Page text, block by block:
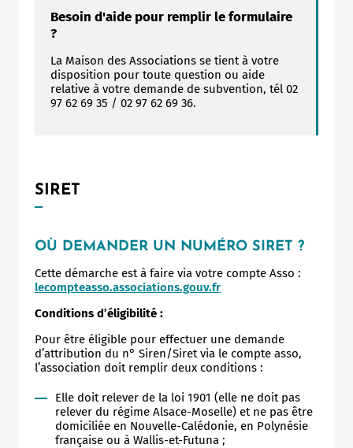
Besoin d'aide pour remplir le formulaire
?
La Maison des Associations se tient à votre
disposition pour toute question ou aide
relative à votre demande de subvention, tél 02
97 62 69 35 / 02 97 62 69 36.
SIRET
OÙ DEMANDER UN NUMÉRO SIRET ?
Cette démarche est à faire via votre compte Asso :
lecompteasso.associations.gouv.fr
Conditions d’éligibilité :
Pour être éligible pour effectuer une demande
d’attribution du n° Siren/Siret via le compte asso,
l’association doit remplir deux conditions :
Elle doit relever de la loi 1901 (elle ne doit pas
relever du régime Alsace-Moselle) et ne pas être
domiciliée en Nouvelle-Calédonie, en Polynésie
française ou à Wallis-et-Futuna ;